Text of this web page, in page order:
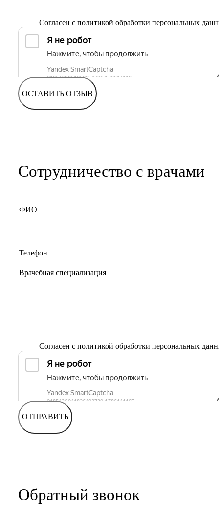
Согласен с политикой обработки персональных
ОСТАВИТЬ ОТЗЫВ
Сотрудничество с врачами
Согласен с политикой обработки персональных
ОТПРАВИТЬ
Обратный звонок